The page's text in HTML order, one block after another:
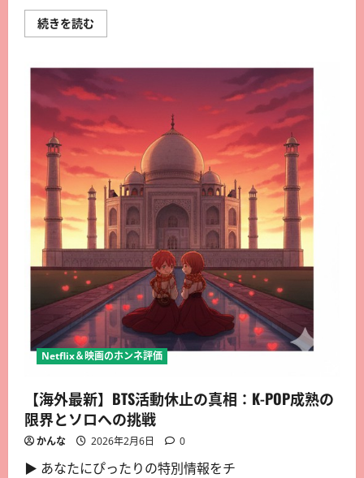
続きを読む
Netflix＆映画のホンネ評価
【海外最新】BTS活動休止の真相：K-POP成熟の
限界とソロへの挑戦
かんな 2026年2月6日 0
▶︎ あなたにぴったりの特別情報をチ